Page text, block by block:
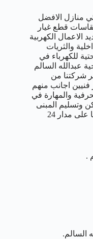
منازل الافضل
قطع غيار
الاعمال الكهربية
والثريات
للكهرباء في
عبدالله السالم
شركتنا من
فنيين اجانب منهم
والمهارة في
وتسليم المبنى
في الفترة المحددة، يمكنك ان تتواصل معنا على مدار 24
.
السالم.